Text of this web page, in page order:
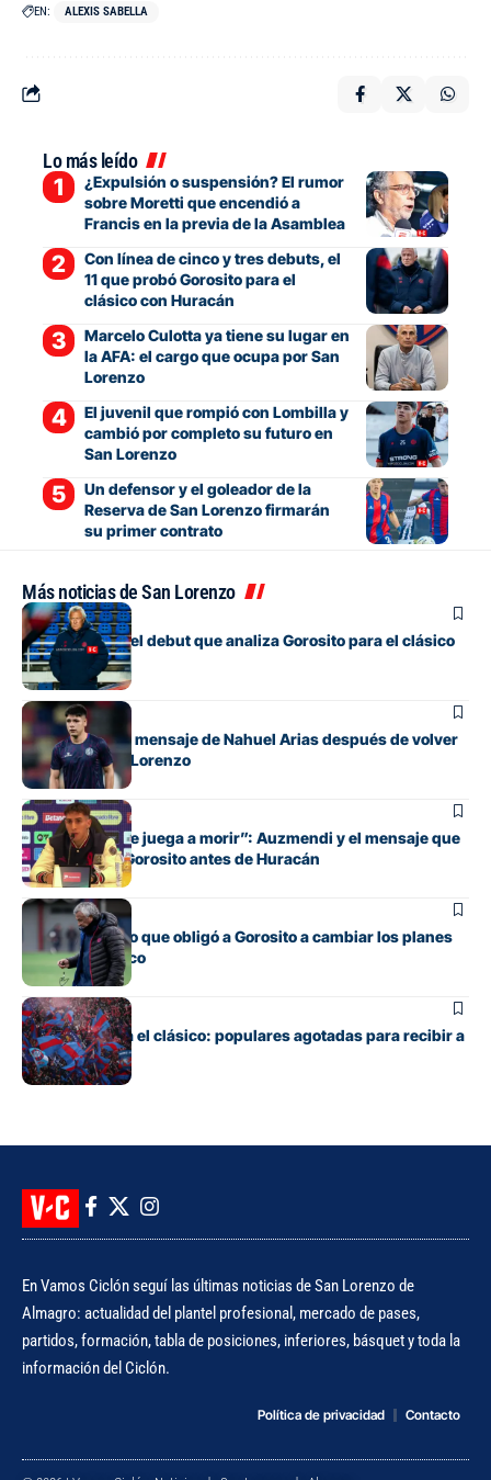
EN: ALEXIS SABELLA
Lo más leído
¿Expulsión o suspensión? El rumor
sobre Moretti que encendió a
Francis en la previa de la Asamblea
Con línea de cinco y tres debuts, el
11 que probó Gorosito para el
clásico con Huracán
Marcelo Culotta ya tiene su lugar en
la AFA: el cargo que ocupa por San
Lorenzo
El juvenil que rompió con Lombilla y
cambió por completo su futuro en
San Lorenzo
Un defensor y el goleador de la
Reserva de San Lorenzo firmarán
su primer contrato
Más noticias de San Lorenzo
Fútbol
Los cambios y el debut que analiza Gorosito para el clásico
con Huracán
Fútbol
El conmovedor mensaje de Nahuel Arias después de volver
a jugar en San Lorenzo
Fútbol
“Cada pelota se juega a morir”: Auzmendi y el mensaje que
transmitió de Gorosito antes de Huracán
Fútbol
El contratiempo que obligó a Gorosito a cambiar los planes
antes del clásico
Fútbol
Boedo ya juega el clásico: populares agotadas para recibir a
Huracán
En Vamos Ciclón seguí las últimas noticias de San Lorenzo de
Almagro: actualidad del plantel profesional, mercado de pases,
partidos, formación, tabla de posiciones, inferiores, básquet y toda la
información del Ciclón.
Política de privacidad Contacto